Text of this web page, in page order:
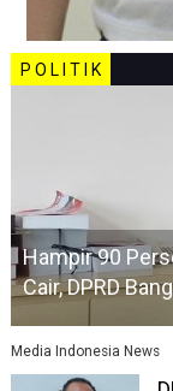
P O L I T I K
Hampir 90
Cair, DPRD
Media Indonesia News